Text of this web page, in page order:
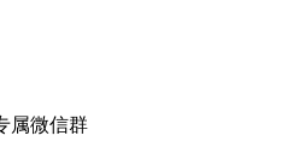
属微信群